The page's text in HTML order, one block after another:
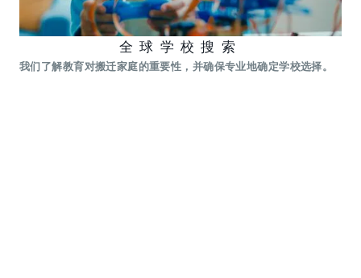
全球学校搜索
我们了解教育对搬迁家庭的重要性，并确保专业地确定学校选择。